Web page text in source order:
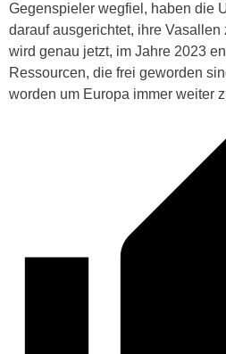
Gegenspieler wegfiel, haben die
darauf ausgerichtet, ihre
wird genau jetzt, im Jahre 2023
Ressourcen, die frei geworden
worden um Europa immer weiter